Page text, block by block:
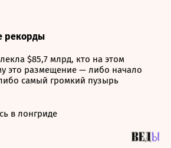
рекорды
$85,7 млрд, кто на этом
это размещение — либо начало
самый громкий пузырь
в лонгриде